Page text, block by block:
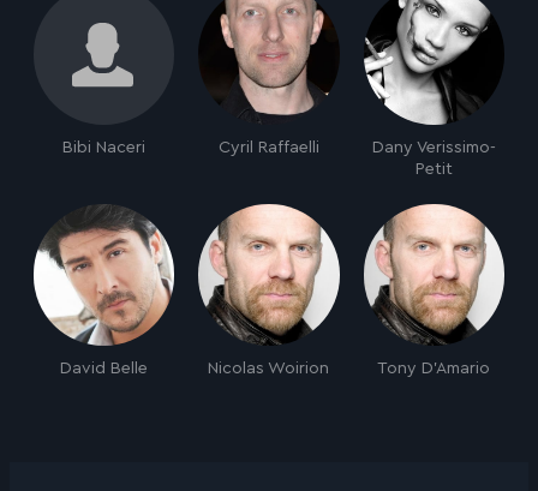
Bibi Naceri Cyril Raffaelli
Dany Verissimo-
Petit
David Belle Nicolas Woirion Tony D'Amario